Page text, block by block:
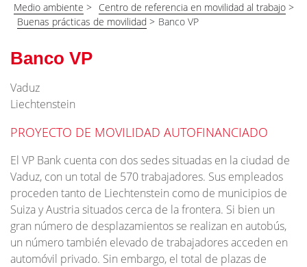
Medio ambiente > Centro de referencia en movilidad al trabajo >
Buenas prácticas de movilidad > Banco VP
Banco VP
Vaduz
Liechtenstein
PROYECTO DE MOVILIDAD AUTOFINANCIADO
El VP Bank cuenta con dos sedes situadas en la ciudad de
Vaduz, con un total de 570 trabajadores. Sus empleados
proceden tanto de Liechtenstein como de municipios de
Suiza y Austria situados cerca de la frontera. Si bien un
gran número de desplazamientos se realizan en autobús,
un número también elevado de trabajadores acceden en
automóvil privado. Sin embargo, el total de plazas de